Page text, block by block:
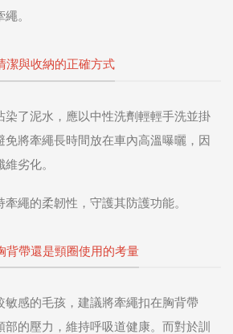
。
潔與收納的正確方式
染了泥水，應以中性洗劑輕輕手洗並掛
免將牽繩長時間放在車內高溫曝曬，因
劣化。
繩的柔韌性，守護其防護功能。
背帶還是頸圈使用的考量
敏感的毛孩，建議將牽繩扣在胸背帶
的壓力，維持呼吸道健康。而對於訓